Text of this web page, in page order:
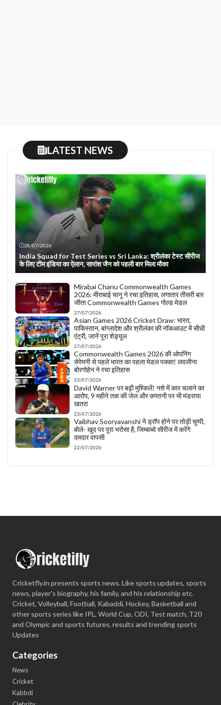
LATEST NEWS
28/07/2026
India Squad for Test Series vs Sri Lanka: श्रीलंका टेस्ट सीरीज
के लिए टीम इंडिया का ऐलान, सारांश जैन को पहली बार मिला मौका
Mirabai Chanu Commonwealth Games
2026: मीराबाई चानू ने रचा इतिहास, लगातार तीसरी बार
जीता Commonwealth Games गोल्ड मेडल
27/07/2026
Asian Games 2026 Cricket Draw: भारत,
पाकिस्तान, बांग्लादेश और श्रीलंका की नॉकआउट में सीधी
एंट्री, जानें पूरा शेड्यूल
27/07/2026
Commonwealth Games 2026 की ओपनिंग
सेरेमनी से पहले भारत का पहला मेडल पक्का! लवलीना
बोरगोहेन ने रचा इतिहास
23/07/2026
David Warner पर बढ़ी मुश्किलें! नशे में कार चलाने का
आरोप, 9 महीने तक की जेल और कप्तानी पर भी मंडराया
खतरा
23/07/2026
Vaibhav Sooryavanshi ने ड्रॉप होने पर तोड़ी चुप्पी,
बोले- खुद पर पूरा भरोसा है, जिम्बाब्वे सीरीज में करेंगे
दमदार वापसी
22/07/2026
Cricketfly.in presents sports news. Like sports updates, sports
news, player's biography, his family, and his relationship etc.
Cricket, Volleyball, Football, Kabaddi, Hockey, Basketball and
other sports series like IPL, World Cup, ODI, Test match, T20
and Olympic and sports futures, results and trending sports
Updates
Categories
News
Cricket
Kabbdi